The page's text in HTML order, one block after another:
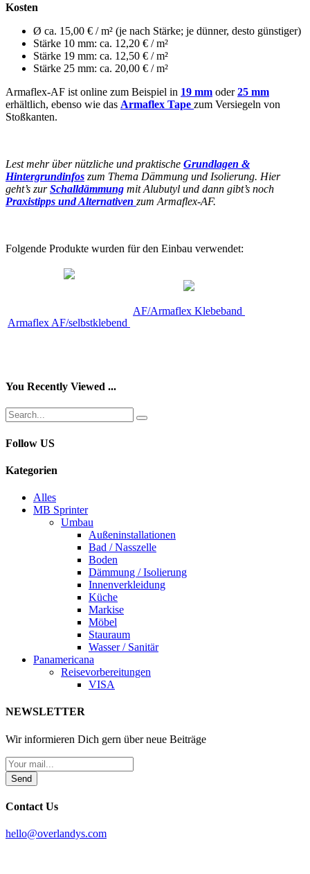
Kosten
Ø ca. 15,00 € / m² (je nach Stärke; je dünner, desto günstiger)
Stärke 10 mm: ca. 12,20 € / m²
Stärke 19 mm: ca. 12,50 € / m²
Stärke 25 mm: ca. 20,00 € / m²
Armaflex-AF ist online zum Beispiel in 19 mm oder25 mm
erhältlich, ebenso wie das Armaflex Tape zum Versiegeln von
Stoßkanten.
Lest mehr über nützliche und praktische Grundlagen &
Hintergrundinfos zum Thema Dämmung und Isolierung. Hier
geht’s zurSchalldämmung mit Alubutyl und dann gibt’s noch
Praxistipps und Alternativen zum Armaflex-AF.
Folgende Produkte wurden für den Einbau verwendet:
Armaflex AF/selbstklebend
AF/Armaflex Klebeband
You Recently Viewed ...
Follow US
Kategorien
Alles
MB Sprinter
Umbau
Außeninstallationen
Bad / Nasszelle
Boden
Dämmung / Isolierung
Innenverkleidung
Küche
Markise
Möbel
Stauraum
Wasser / Sanitär
Panamericana
Reisevorbereitungen
VISA
NEWSLETTER
Wir informieren Dich gern über neue Beiträge
Send
Contact Us
hello@overlandys.com